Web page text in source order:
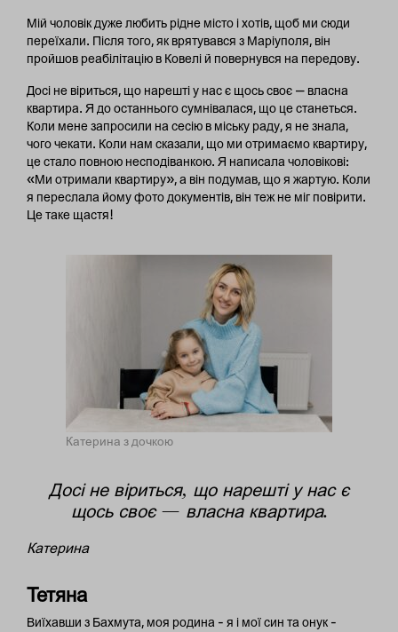
Мій чоловік дуже любить рідне місто і хотів, щоб ми сюди
переїхали. Після того, як врятувався з Маріуполя, він
пройшов реабілітацію в Ковелі й повернувся на передову.
Досі не віриться, що нарешті у нас є щось своє — власна
квартира. Я до останнього сумнівалася, що це станеться.
Коли мене запросили на сесію в міську раду, я не знала,
чого чекати. Коли нам сказали, що ми отримаємо квартиру,
це стало повною несподіванкою. Я написала чоловікові:
«Ми отримали квартиру», а він подумав, що я жартую. Коли
я переслала йому фото документів, він теж не міг повірити.
Це таке щастя!
Катерина з дочкою
Досі не віриться, що нарешті у нас є
щось своє — власна квартира.
Катерина
Тетяна
Виїхавши з Бахмута, моя родина – я і мої син та онук –